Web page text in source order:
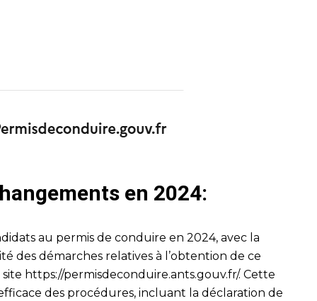
en 2024:
au permis de conduire en 2024, avec la
des démarches relatives à l’obtention de ce
https://permisdeconduire.ants.gouv.fr/. Cette
des procédures, incluant la déclaration de